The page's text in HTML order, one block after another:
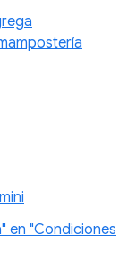
en "Condiciones